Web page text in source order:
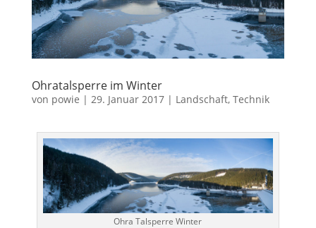
Ohratalsperre im Winter
von powie | 29. Januar 2017| Landschaft, Technik
Ohra Talsperre Winter